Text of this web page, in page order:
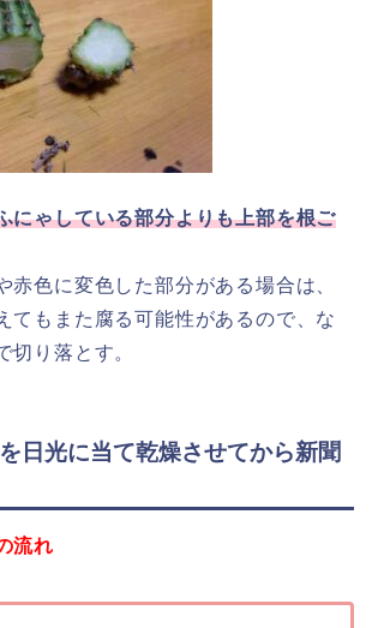
にゃしている部分よりも上部を根ご
赤色に変色した部分がある場合は、
てもまた腐る可能性があるので、な
切り落とす。
日光に当て乾燥させてから新聞
流れ